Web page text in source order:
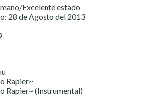
Excelente estado
28 de Agosto del 2013
Rapier~
Rapier~ (Instrumental)